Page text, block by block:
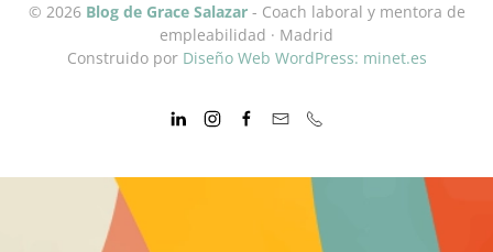
© 2026 Blog de Grace Salazar- Coach laboral y mentora de
empleabilidad · Madrid
Construido por Diseño Web WordPress: minet.es